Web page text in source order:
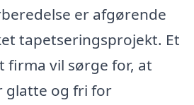
er afgørende
tapetseringsprojekt. Et
firma vil sørge for, at
og fri for